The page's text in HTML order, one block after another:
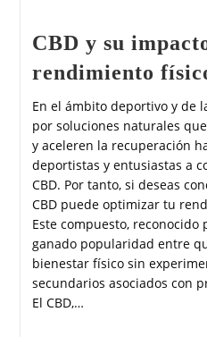
CBD y su
rendimiento
En el ámbito deportivo y de
por soluciones naturales
y aceleren la recuperación
deportistas y entusiastas a
CBD. Por tanto, si deseas
CBD puede optimizar tu
Este compuesto, reconocido
ganado popularidad entre
bienestar físico sin
secundarios asociados con
El CBD,…